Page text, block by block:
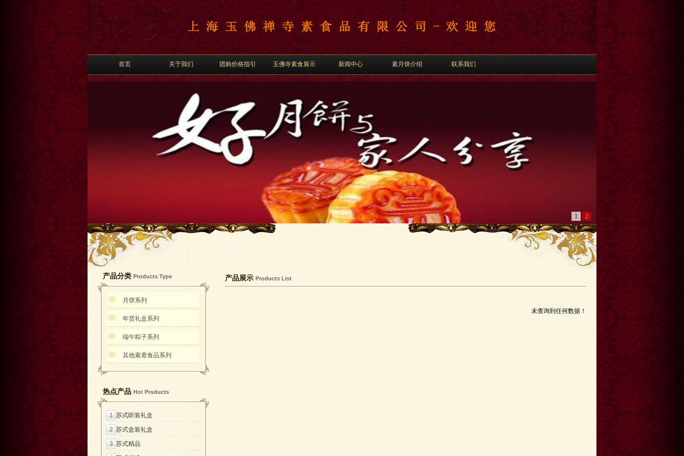
首页 关于我们 团购价格指引 玉佛寺素食展示 新闻中心 素月饼介绍 联系我们
1 2
产品分类 Products Type
月饼系列
年货礼盒系列
端午粽子系列
其他素斋食品系列
热点产品 Hot Products
1 苏式听装礼盒
2 苏式盒装礼盒
3 苏式精品
产品展示 Products List
未查询到任何数据！